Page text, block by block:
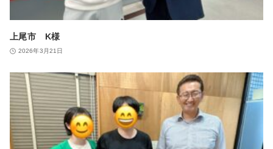
上尾市 K様
2026年3月21日